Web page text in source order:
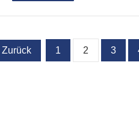
Zurück 1 2 3